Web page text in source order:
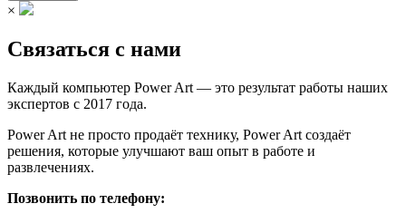
×
Связаться с нами
Каждый компьютер Power Art — это результат работы наших
экспертов с 2017 года.
Power Art не просто продаёт технику, Power Art создаёт
решения, которые улучшают ваш опыт в работе и
развлечениях.
Позвонить по телефону: